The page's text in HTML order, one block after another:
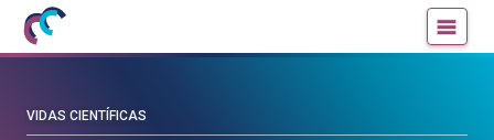
Mujeres
con
blog
VIDAS CIENTÍFICAS